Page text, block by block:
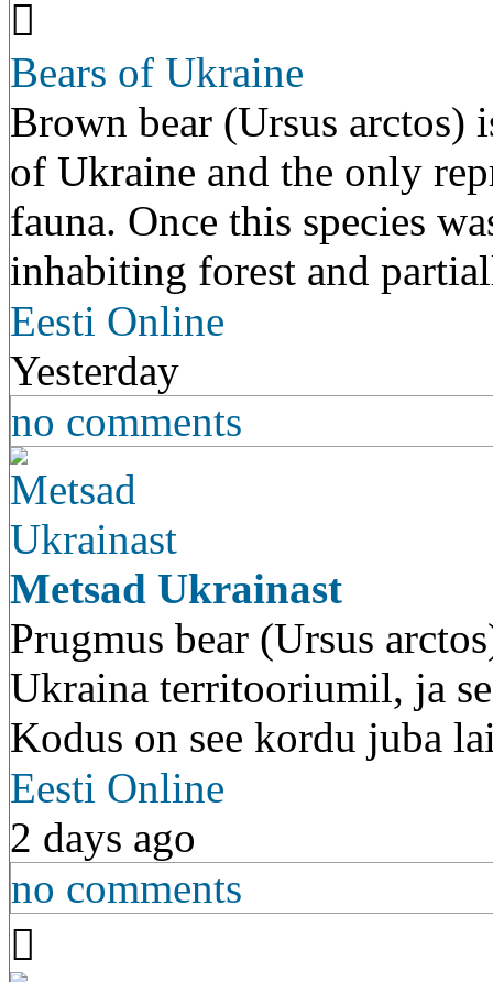
Bears of Ukraine
Brown bear (Ursus arctos)
of Ukraine and the only
fauna. Once this species
inhabiting forest and
Eesti Online
Yesterday
no comments
Metsad Ukrainast
Prugmus bear (Ursus
Ukraina territooriumil, ja
Kodus on see kordu juba
Eesti Online
2 days ago
no comments